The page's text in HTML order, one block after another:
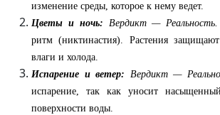
изменение среды, которое к нему ведет.
Цветы и ночь: Вердикт — Реальность.
ритм (никтинастия). Растения
влаги и холода.
Испарение и ветер: Вердикт —
испарение, так как уносит
поверхности воды.